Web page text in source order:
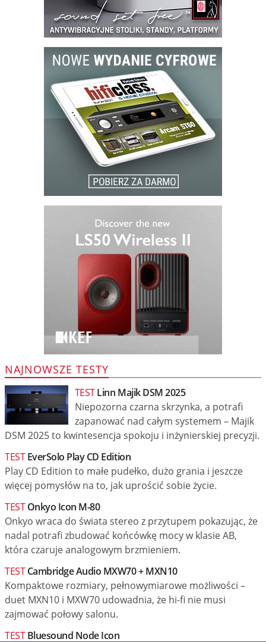
NAJNOWSZE TESTY
TESTLinn Majik DSM 2025
Niepozorna czarna skrzynka, a potrafi
zapanować nad całym systemem – Majik
DSM 2025 to kwintesencja spokoju i inżynierskiej precyzji.
TESTEverSolo Play CD Edition
Play CD Edition to małe pudełko, dużo grania i jeszcze
więcej pomysłów na to, jak uprościć sobie życie.
TESTOnkyo Icon M-80
Onkyo wraca do świata stereo z przytupem pokazując, że
nadal potrafi zbudować końcówkę mocy w klasie AB,
która czaruje analogowym brzmieniem.
TESTCambridge Audio MXW70 + MXN10
Kompaktowe rozmiary, pełnowymiarowe możliwości –
duet MXN10 i MXW70 udowadnia, że hi-fi nie musi
zajmować połowy salonu.
TESTBluesound Node Icon